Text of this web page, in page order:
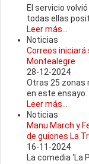
El servicio
todas ellas
Leer más...
Noticias
Correos iniciará
Montealegre
28-12-2024
Otras 25 zonas
en este ensayo.
Leer más...
Noticias
Manu March y
de guiones La
16-11-2024
La comedia ‘La